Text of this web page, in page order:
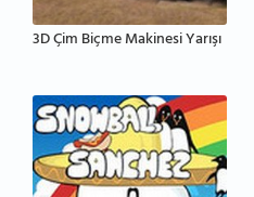
3D Çim Biçme Makinesi Yarışı